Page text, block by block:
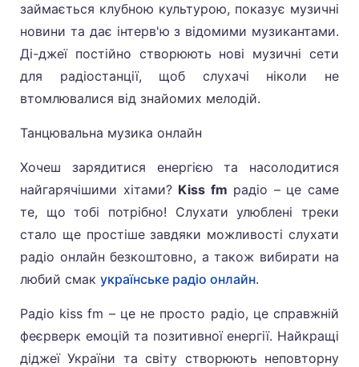
займається клубною культурою, показує музичні
новини та дає інтерв'ю з відомими музикантами.
Ді-джеї постійно створюють нові музичні сети
для радіостанції, щоб слухачі ніколи не
втомлювалися від знайомих мелодій.
Танцювальна музика онлайн
Хочеш зарядитися енергією та насолодитися
найгарячішими хітами? Kiss fm радіо – це саме
те, що тобі потрібно! Слухати улюблені треки
стало ще простіше завдяки можливості слухати
радіо онлайн безкоштовно, а також вибирати на
любий смак українське радіо онлайн.
Радіо kiss fm – це не просто радіо, це справжній
феєрверк емоцій та позитивної енергії. Найкращі
діджеї України та світу створюють неповторну